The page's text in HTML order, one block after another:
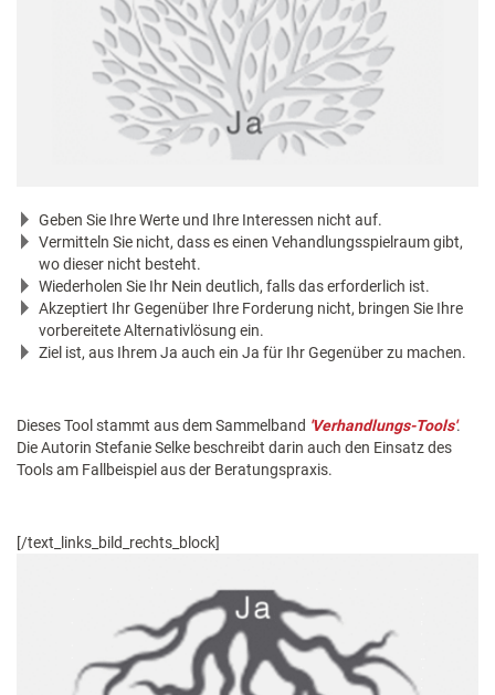
Geben Sie Ihre Werte und Ihre Interessen nicht auf.
Vermitteln Sie nicht, dass es einen Vehandlungsspielraum gibt,
wo dieser nicht besteht.
Wiederholen Sie Ihr Nein deutlich, falls das erforderlich ist.
Akzeptiert Ihr Gegenüber Ihre Forderung nicht, bringen Sie Ihre
vorbereitete Alternativlösung ein.
Ziel ist, aus Ihrem Ja auch ein Ja für Ihr Gegenüber zu machen.
Dieses Tool stammt aus dem Sammelband 'Verhandlungs-Tools'.
Die Autorin Stefanie Selke beschreibt darin auch den Einsatz des
Tools am Fallbeispiel aus der Beratungspraxis.
[/text_links_bild_rechts_block]